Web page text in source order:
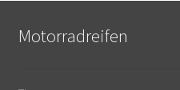
Motorradreifen